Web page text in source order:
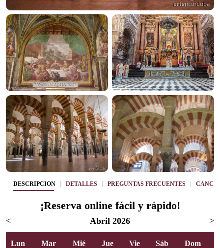
DESCRIPCIÓN DETALLES PREGUNTAS FRECUENTES
¡Reserva online fácil y rápido!
< Abril 2026 >
Lun Mar Mié Jue Vie Sáb Dom